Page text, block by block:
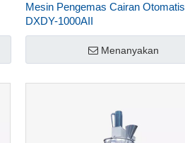
Mesin Pengemas Cairan Otomatis
DXDY-1000AII
Menanyakan